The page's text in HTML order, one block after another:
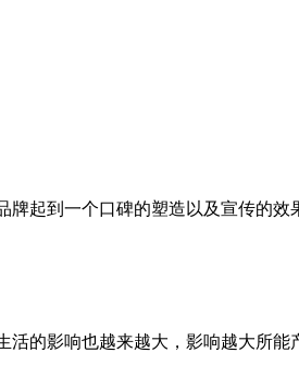
起到一个口碑的塑造以及宣传的
的影响也越来越大，影响越大所